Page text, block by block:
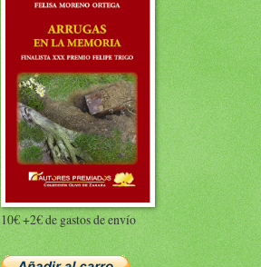
10€ +2€ de gastos de envío